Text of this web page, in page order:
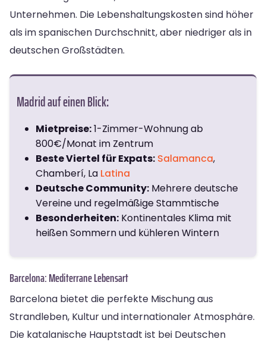
Unternehmen. Die Lebenshaltungskosten sind höher
als im spanischen Durchschnitt, aber niedriger als in
deutschen Großstädten.
Madrid auf einen Blick:
Mietpreise:1-Zimmer-Wohnung ab
800€/Monat im Zentrum
Beste Viertel für Expats: Salamanca,
Chamberí, La Latina
Deutsche Community: Mehrere deutsche
Vereine und regelmäßige Stammtische
Besonderheiten: Kontinentales Klima mit
heißen Sommern und kühleren Wintern
Barcelona: Mediterrane Lebensart
Barcelona bietet die perfekte Mischung aus
Strandleben, Kultur und internationaler Atmosphäre.
Die katalanische Hauptstadt ist bei Deutschen